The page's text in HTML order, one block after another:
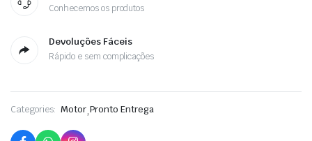
Conhecemos os produtos
Devoluções Fáceis
Rápido e sem complicações
Categories: Motor,Pronto Entrega